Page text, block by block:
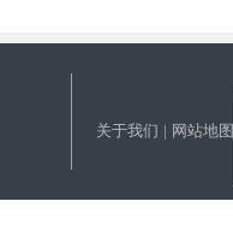
关于我们 | 网站地图